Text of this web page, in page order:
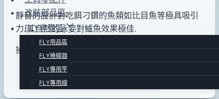
改裝部品區
FLY專賣區
FLY用品區
FLY捲線器
FLY專用竿
FLY專用線
2015
年
04
月
13
靜音的設計對吃餌刁鑽的魚類如比目魚等極具吸引
力.其自然的泳姿對鱸魚效果極佳.
操作簡單.中魚率高.野場.海釣場皆適用!